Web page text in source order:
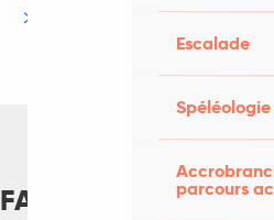
Escalade
Spéléologie
parcours
FAQ